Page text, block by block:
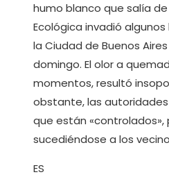
humo blanco que salía de
Ecológica invadió
la Ciudad de Buenos
domingo. El olor a
momentos, resultó
obstante, las
que están «controlados»,
sucediéndose a los
ES